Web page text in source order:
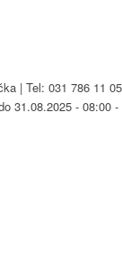
| Tel: 031 786 11 05
31.08.2025 - 08:00 -